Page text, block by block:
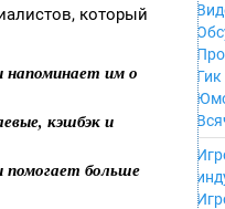
который
напоминает им о
кэшбэк и
помогает больше
PSP
iPhone, iPod,
MacOS
NES
Гик